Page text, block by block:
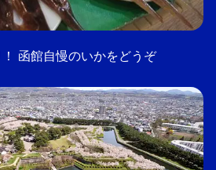
函館自慢のいかをどうぞ